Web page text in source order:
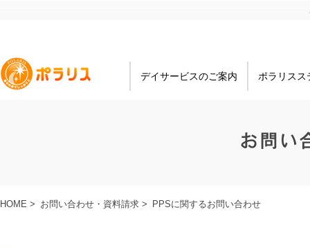
デイサービスのご案内 ポラリスス
HOME > お問い合わせ・資料請求 > PPSに関するお問い合わせ